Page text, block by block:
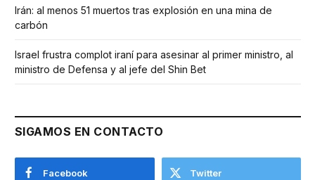
Irán: al menos 51 muertos tras explosión en una mina de
carbón
Israel frustra complot iraní para asesinar al primer ministro, al
ministro de Defensa y al jefe del Shin Bet
SIGAMOS EN CONTACTO
Facebook Twitter